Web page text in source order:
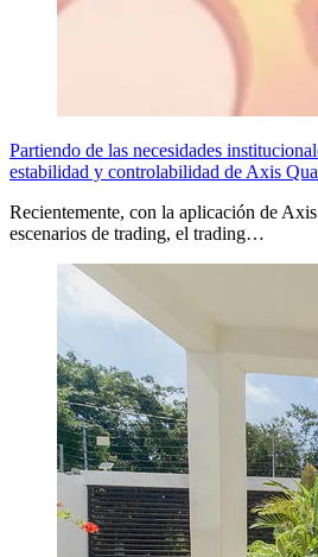
Partiendo de las necesidades
estabilidad y controlabilidad de Axis
Recientemente, con la aplicación de
escenarios de trading, el trading…